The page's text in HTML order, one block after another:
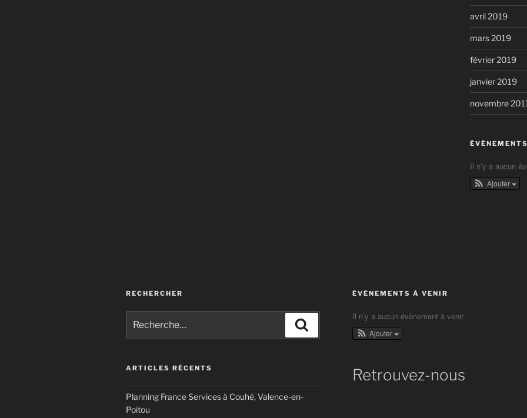
avril 2019
mars 2019
février 2019
janvier 2019
novembre
Il n’y a aucun
Ajouter
RECHERCHER
pour
:
ARTICLES RÉCENTS
Planning France Services à Couhé, Valence-en-
Poitou
ÉVÈNEMENTS À VENIR
Il n’y a aucun évènement à venir.
Ajouter
Retrouvez-nous